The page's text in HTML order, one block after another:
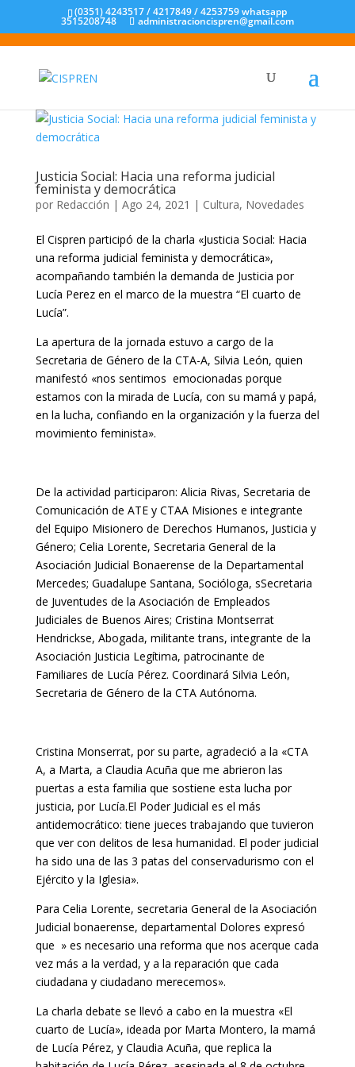
(0351) 4243517 / 4217849 / 4253759 whatsapp
3515208748 administracioncispren@gmail.com
Justicia Social: Hacia una reforma judicial
feminista y democrática
por Redacción | Ago 24, 2021 | Cultura, Novedades
El Cispren participó de la charla «Justicia Social: Hacia
una reforma judicial feminista y democrática»,
acompañando también la demanda de Justicia por
Lucía Perez en el marco de la muestra “El cuarto de
Lucía”.
La apertura de la jornada estuvo a cargo de la
Secretaria de Género de la CTA-A, Silvia León, quien
manifestó «nos sentimos emocionadas porque
estamos con la mirada de Lucía, con su mamá y papá,
en la lucha, confiando en la organización y la fuerza del
movimiento feminista».
De la actividad participaron: Alicia Rivas, Secretaria de
Comunicación de ATE y CTAA Misiones e integrante
del Equipo Misionero de Derechos Humanos, Justicia y
Género; Celia Lorente, Secretaria General de la
Asociación Judicial Bonaerense de la Departamental
Mercedes; Guadalupe Santana, Socióloga, sSecretaria
de Juventudes de la Asociación de Empleados
Judiciales de Buenos Aires; Cristina Montserrat
Hendrickse, Abogada, militante trans, integrante de la
Asociación Justicia Legítima, patrocinante de
Familiares de Lucía Pérez. Coordinará Silvia León,
Secretaria de Género de la CTA Autónoma.
Cristina Monserrat, por su parte, agradeció a la «CTA
A, a Marta, a Claudia Acuña que me abrieron las
puertas a esta familia que sostiene esta lucha por
justicia, por Lucía.El Poder Judicial es el más
antidemocrático: tiene jueces trabajando que tuvieron
que ver con delitos de lesa humanidad. El poder judicial
ha sido una de las 3 patas del conservadurismo con el
Ejército y la Iglesia».
Para Celia Lorente, secretaria General de la Asociación
Judicial bonaerense, departamental Dolores expresó
que » es necesario una reforma que nos acerque cada
vez más a la verdad, y a la reparación que cada
ciudadana y ciudadano merecemos».
La charla debate se llevó a cabo en la muestra «El
cuarto de Lucía», ideada por Marta Montero, la mamá
de Lucía Pérez, y Claudia Acuña, que replica la